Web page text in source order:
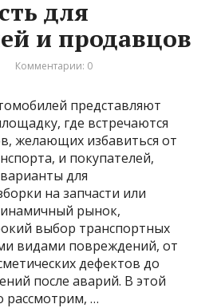
для
и продавцов
Комментарии: 0
представляют
где встречаются
желающих избавиться от
и покупателей,
для
на запчасти или
рынок,
выбор транспортных
видами повреждений, от
дефектов до
после аварий. В этой
рассмотрим, …